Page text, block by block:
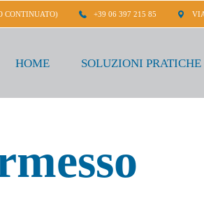
CONTINUATO) +39 06 397 215 85
HOME SOLUZIONI PRATICHE